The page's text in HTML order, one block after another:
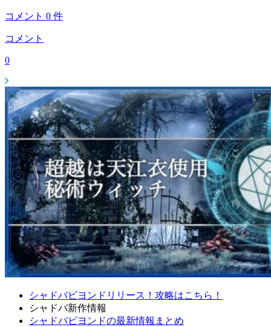
コメント 0 件
コメント
0
シャドバビヨンドリリース！攻略はこちら！
シャドバ新作情報
シャドバビヨンドの最新情報まとめ